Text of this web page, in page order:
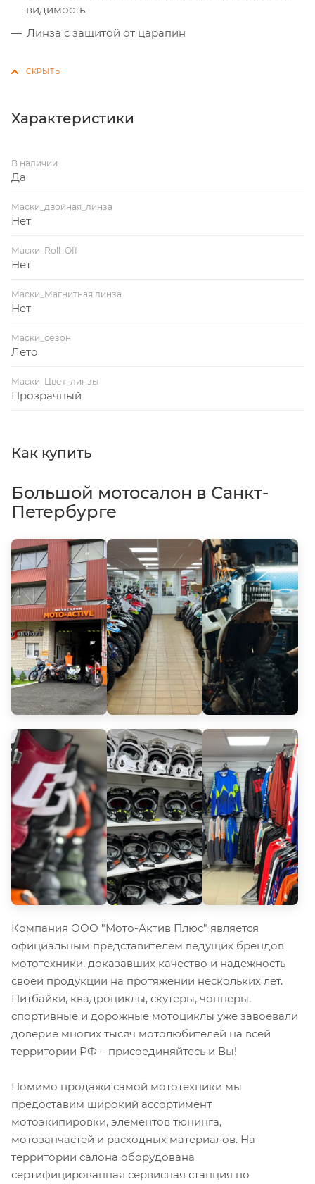
видимость
Линза с защитой от царапин
Характеристики
В наличии
Да
Маски_двойная_линза
Нет
Маски_Roll_Off
Нет
Маски_Магнитная линза
Нет
Маски_сезон
Лето
Маски_Цвет_линзы
Прозрачный
Как купить
Большой мотосалон в Санкт-
Петербурге
Компания ООО "Мото-Актив Плюс" является
официальным представителем ведущих брендов
мототехники, доказавших качество и надежность
своей продукции на протяжении нескольких лет.
Питбайки, квадроциклы, скутеры, чопперы,
спортивные и дорожные мотоциклы уже завоевали
доверие многих тысяч мотолюбителей на всей
территории РФ – присоединяйтесь и Вы!
Помимо продажи самой мототехники мы
предоставим широкий ассортимент
мотоэкипировки, элементов тюнинга,
мотозапчастей и расходных материалов. На
территории салона оборудована
сертифицированная сервисная станция по